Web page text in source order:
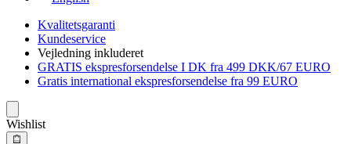
Kvalitetsgaranti
Kundeservice
Vejledning inkluderet
GRATIS ekspresforsendelse I DK fra 499 DKK/67 EURO
Gratis international ekspresforsendelse fra 99 EURO
Wishlist